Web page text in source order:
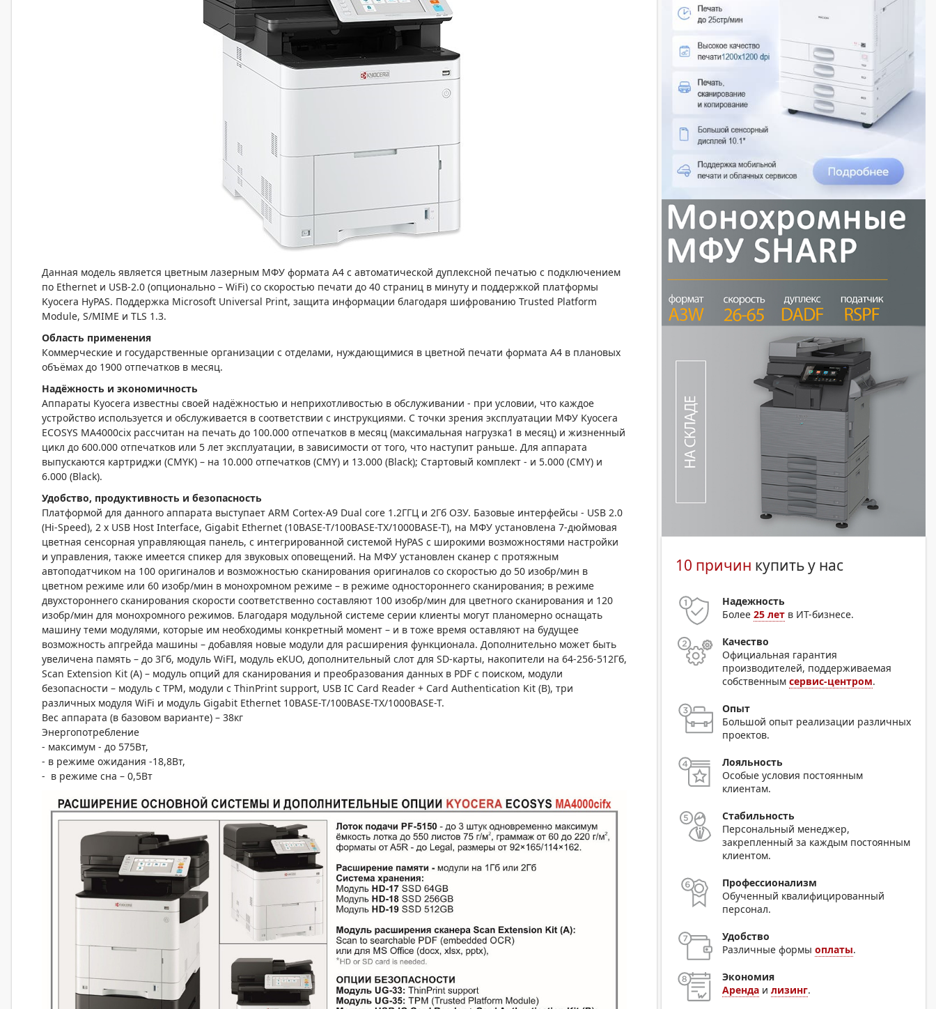
Данная модель является цветным лазерным МФУ формата А4 с автоматической дуплексной печатью с подключением
по Ethernet и USB-2.0 (опционально – WiFi) со скоростью печати до 40 страниц в минуту и поддержкой платформы
Kyocera HyPAS. Поддержка Microsoft Universal Print, защита информации благодаря шифрованию Trusted Platform
Module, S/MIME и TLS 1.3.
Область применения
Коммерческие и государственные организации с отделами, нуждающимися в цветной печати формата А4 в плановых
объёмах до 1900 отпечатков в месяц.
Надёжность и экономичность
Аппараты Kyocera известны своей надёжностью и неприхотливостью в обслуживании - при условии, что каждое
устройство используется и обслуживается в соответствии с инструкциями. С точки зрения эксплуатации МФУ Kyocera
ECOSYS MA4000cix рассчитан на печать до 100.000 отпечатков в месяц (максимальная нагрузка1 в месяц) и жизненный
цикл до 600.000 отпечатков или 5 лет эксплуатации, в зависимости от того, что наступит раньше. Для аппарата
выпускаются картриджи (CMYK) – на 10.000 отпечатков (CMY) и 13.000 (Black); Стартовый комплект - и 5.000 (CMY) и
6.000 (Black).
Удобство, продуктивность и безопасность
Платформой для данного аппарата выступает ARM Cortex-A9 Dual core 1.2ГГЦ и 2Гб ОЗУ. Базовые интерфейсы - USB 2.0
(Hi-Speed), 2 x USB Host Interface, Gigabit Ethernet (10BASE-T/100BASE-TX/1000BASE-T), на МФУ установлена 7-дюймовая
цветная сенсорная управляющая панель, с интегрированной системой HyPAS с широкими возможностями настройки
и управления, также имеется спикер для звуковых оповещений. На МФУ установлен сканер с протяжным
автоподатчиком на 100 оригиналов и возможностью сканирования оригиналов со скоростью до 50 изобр/мин в
цветном режиме или 60 изобр/мин в монохромном режиме – в режиме одностороннего сканирования; в режиме
двухстороннего сканирования скорости соответственно составляют 100 изобр/мин для цветного сканирования и 120
изобр/мин для монохромного режимов. Благодаря модульной системе серии клиенты могут планомерно оснащать
машину теми модулями, которые им необходимы конкретный момент – и в тоже время оставляют на будущее
возможность апгрейда машины – добавляя новые модули для расширения функционала. Дополнительно может быть
увеличена память – до 3Гб, модуль WiFI, модуль eKUO, дополнительный слот для SD-карты, накопители на 64-256-512Гб,
Scan Extension Kit (A) – модуль опций для сканирования и преобразования данных в PDF с поиском, модули
безопасности – модуль с TPM, модули с ThinPrint support, USB IC Card Reader + Card Authentication Kit (B), три
различных модуля WiFi и модуль Gigabit Ethernet 10BASE-T/100BASE-TX/1000BASE-T.
Вес аппарата (в базовом варианте) – 38кг
Энергопотребление
- максимум - до 575Вт,
- в режиме ожидания -18,8Вт,
- в режиме сна – 0,5Вт
10 причин купить у нас
Надежность
Более25 лет в ИТ-бизнесе.
Качество
Официальная гарантия
производителей, поддерживаемая
собственнымсервис-центром.
Опыт
Большой опыт реализации различных
проектов.
Лояльность
Особые условия постоянным
клиентам.
Стабильность
Персональный менеджер,
закрепленный за каждым постоянным
клиентом.
Профессионализм
Обученный квалифицированный
персонал.
Удобство
Различные формыоплаты.
Экономия
Аренда илизинг.